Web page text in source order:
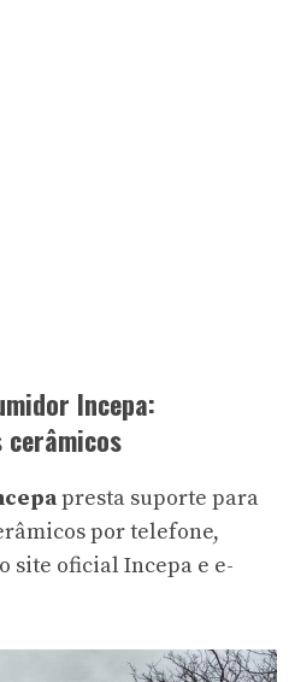
Incepa:
presta suporte para
por telefone,
site oficial Incepa e e-